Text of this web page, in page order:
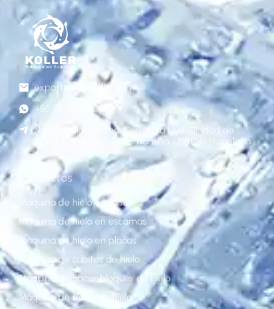
exportar@gzkoller.com
+86 181 2236 8318
No.120 calle Qinlong, Carretera Liye, Ciudad de
Dongchong, Distrito de Nansha, Cantón, Porcelana
Productos
Máquina de hielo en tubos
Máquina de hielo en escamas
Máquina de hielo en placas
Máquina de cubitos de hielo
Máquina de hacer bloques de hielo
Máquina de bolas de hielo